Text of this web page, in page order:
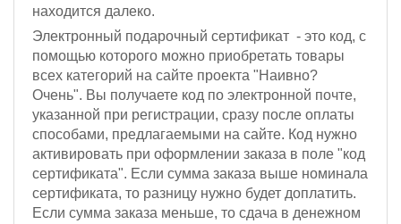
находится далеко.
Электронный подарочный сертификат - это код, с
помощью которого можно приобретать товары
всех категорий на сайте проекта "Наивно?
Очень". Вы получаете код по электронной почте,
указанной при регистрации, сразу после оплаты
способами, предлагаемыми на сайте. Код нужно
активировать при оформлении заказа в поле "код
сертификата". Если сумма заказа выше номинала
сертификата, то разницу нужно будет доплатить.
Если сумма заказа меньше, то сдача в денежном